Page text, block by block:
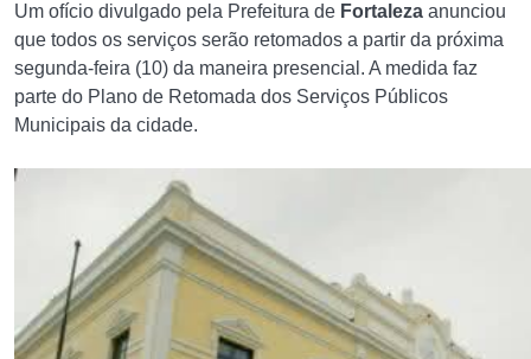
Um ofício divulgado pela Prefeitura de Fortaleza anunciou
que todos os serviços serão retomados a partir da próxima
segunda-feira (10) da maneira presencial. A medida faz
parte do Plano de Retomada dos Serviços Públicos
Municipais da cidade.